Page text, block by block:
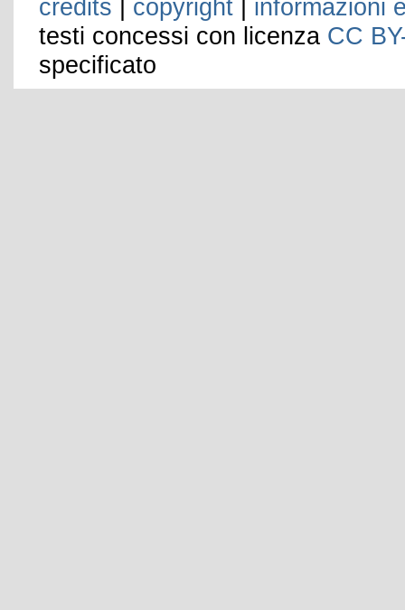
credits copyright
informazioni
testi concessi con licenza CC
specificato